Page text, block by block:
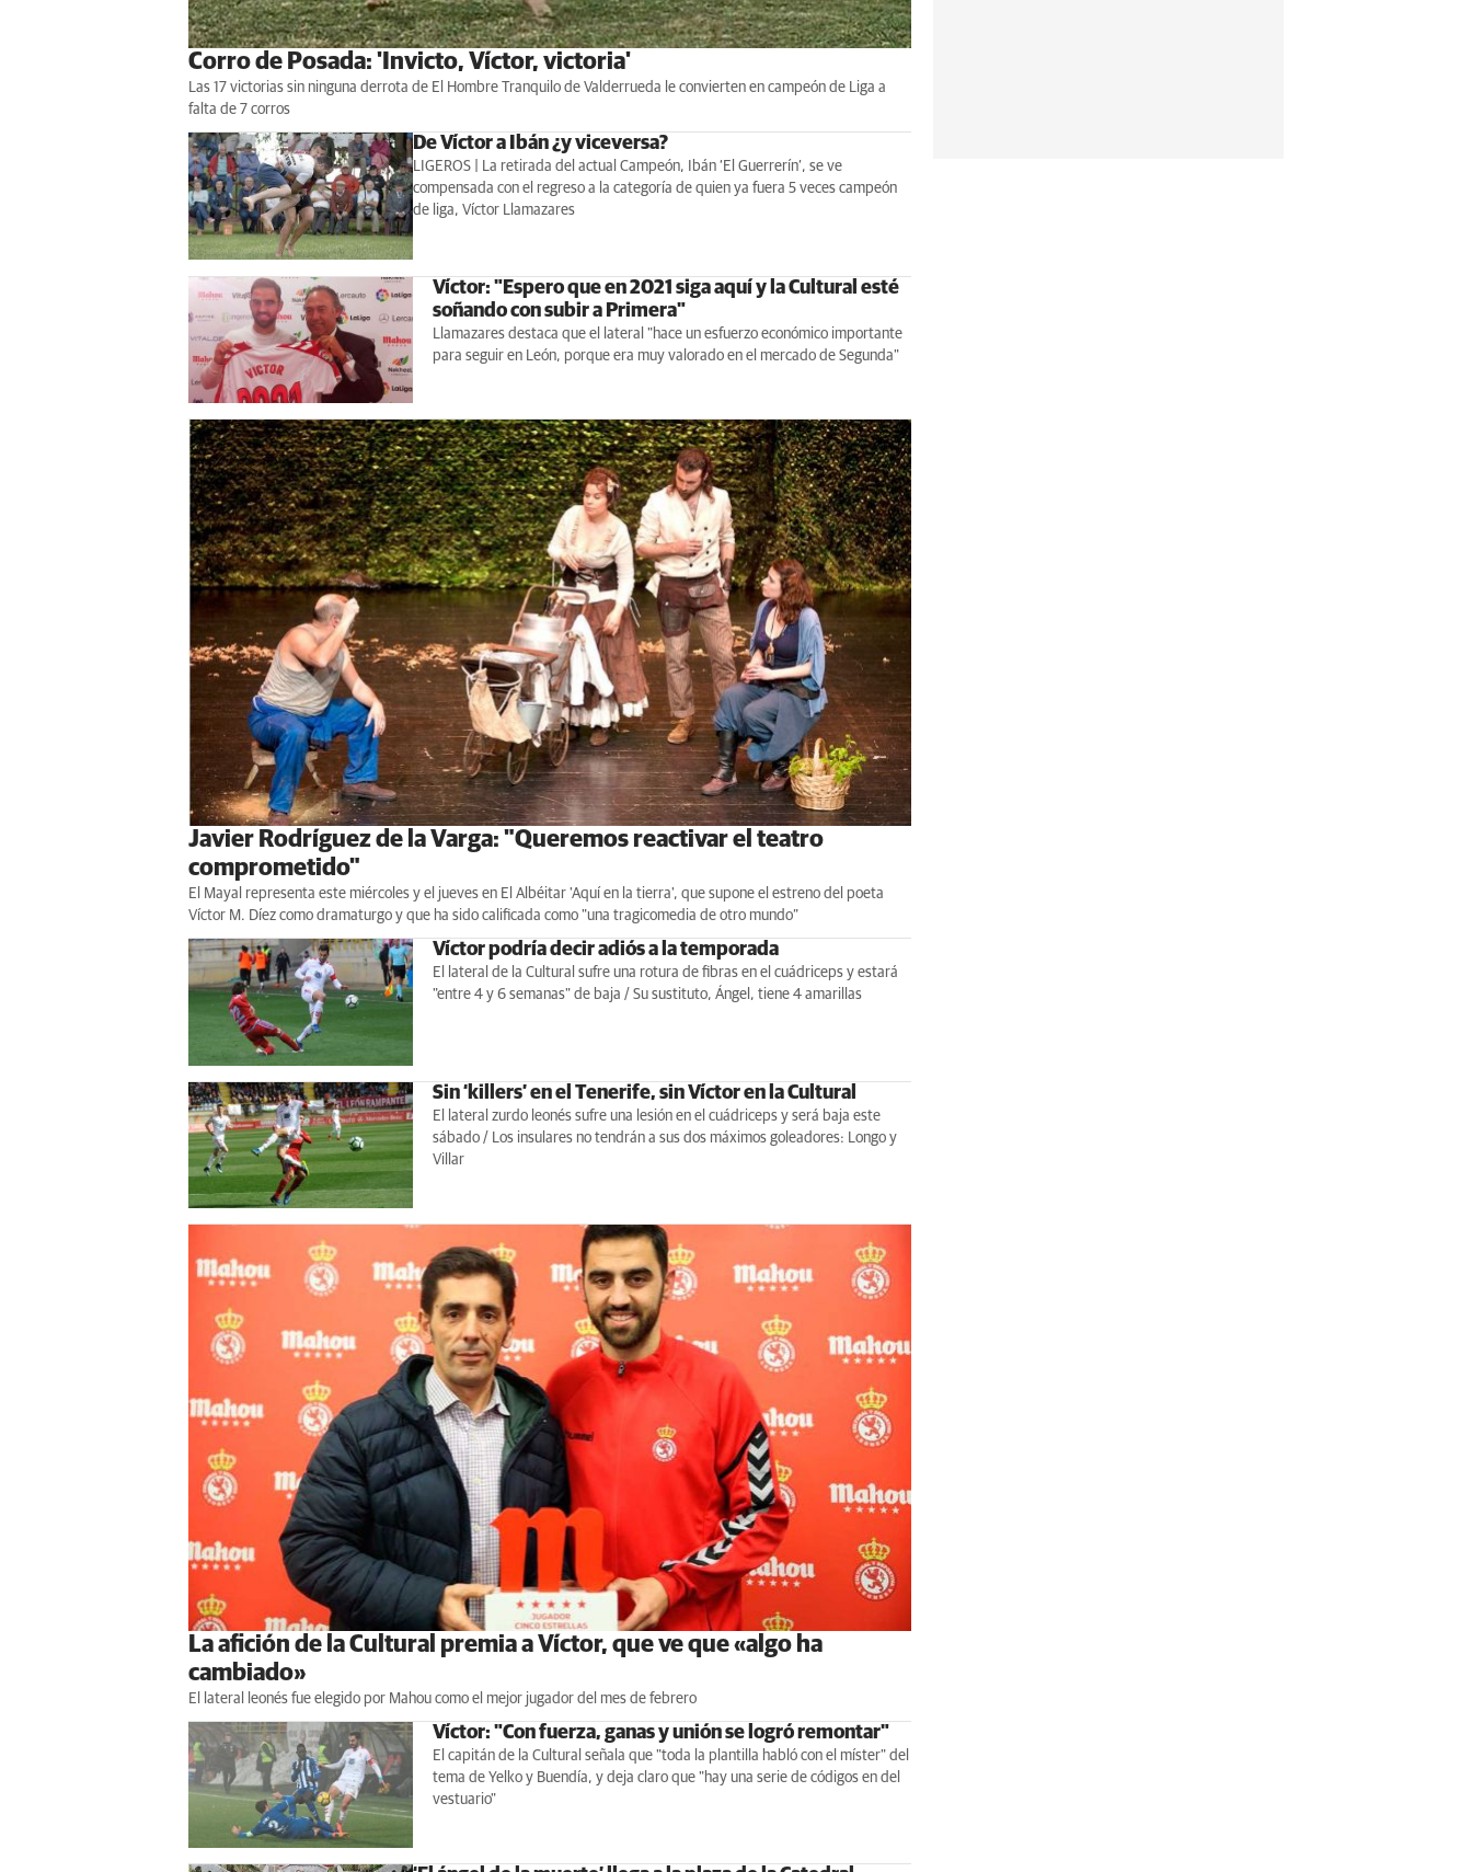
Corro de Posada: 'Invicto, Víctor, victoria'
Las 17 victorias sin ninguna derrota de El Hombre Tranquilo de Valderrueda le convierten en campeón de Liga a
falta de 7 corros
De Víctor a Ibán ¿y viceversa?
LIGEROS | La retirada del actual Campeón, Ibán ‘El Guerrerín’, se ve
compensada con el regreso a la categoría de quien ya fuera 5 veces campeón
de liga, Víctor Llamazares
Víctor: "Espero que en 2021 siga aquí y la Cultural esté
soñando con subir a Primera"
Llamazares destaca que el lateral "hace un esfuerzo económico importante
para seguir en León, porque era muy valorado en el mercado de Segunda"
Javier Rodríguez de la Varga: "Queremos reactivar el teatro
comprometido"
El Mayal representa este miércoles y el jueves en El Albéitar 'Aquí en la tierra', que supone el estreno del poeta
Víctor M. Díez como dramaturgo y que ha sido calificada como "una tragicomedia de otro mundo”
Víctor podría decir adiós a la temporada
El lateral de la Cultural sufre una rotura de fibras en el cuádriceps y estará
"entre 4 y 6 semanas" de baja / Su sustituto, Ángel, tiene 4 amarillas
Sin ‘killers’ en el Tenerife, sin Víctor en la Cultural
El lateral zurdo leonés sufre una lesión en el cuádriceps y será baja este
sábado / Los insulares no tendrán a sus dos máximos goleadores: Longo y
Villar
La afición de la Cultural premia a Víctor, que ve que «algo ha
cambiado»
El lateral leonés fue elegido por Mahou como el mejor jugador del mes de febrero
Víctor: "Con fuerza, ganas y unión se logró remontar"
El capitán de la Cultural señala que "toda la plantilla habló con el míster" del
tema de Yelko y Buendía, y deja claro que "hay una serie de códigos en del
vestuario"